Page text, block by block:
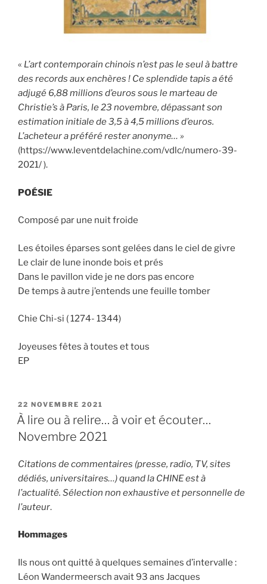
« L’art contemporain chinois n’est pas le seul à battre
des records aux enchères ! Ce splendide tapis a été
adjugé 6,88 millions d’euros sous le marteau de
Christie’s à Paris, le 23 novembre, dépassant son
estimation initiale de 3,5 à 4,5 millions d’euros.
L’acheteur a préféré rester anonyme… »
(https://www.leventdelachine.com/vdlc/numero-39-
2021/ ).
POÉSIE
Composé par une nuit froide
Les étoiles éparses sont gelées dans le ciel de givre
Le clair de lune inonde bois et prés
Dans le pavillon vide je ne dors pas encore
De temps à autre j’entends une feuille tomber
Chie Chi-si ( 1274- 1344)
Joyeuses fêtes à toutes et tous
EP
PUBLIÉ
LE
22 NOVEMBRE 2021
À lire ou à relire… à voir et écouter…
Novembre 2021
Citations de commentaires (presse, radio, TV, sites
dédiés, universitaires…) quand la CHINE est à
l’actualité. Sélection non exhaustive et personnelle de
l’auteur.
Hommages
Ils nous ont quitté à quelques semaines d’intervalle :
Léon Wandermeersch avait 93 ans Jacques